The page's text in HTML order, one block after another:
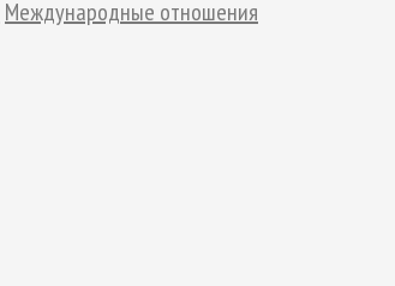
Международные отношения